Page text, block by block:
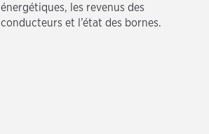
énergétiques, les revenus des
conducteurs et l’état des bornes.